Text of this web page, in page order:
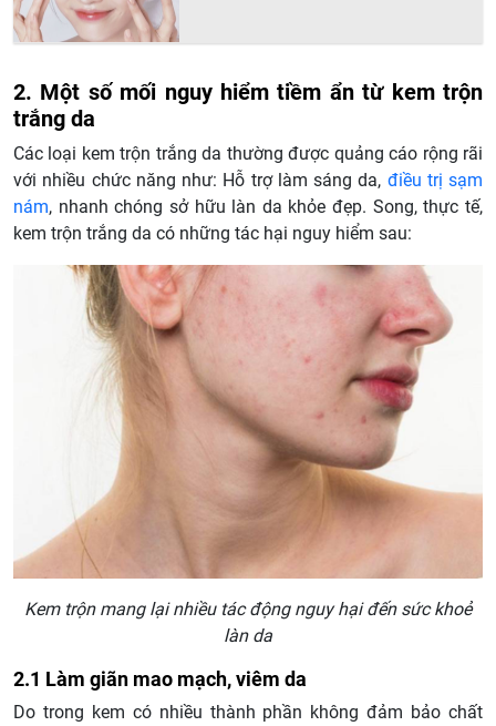
2. Một số mối nguy hiểm tiềm ẩn từ kem trộn
trắng da
Các loại kem trộn trắng da thường được quảng cáo rộng rãi
với nhiều chức năng như: Hỗ trợ làm sáng da, điều trị sạm
nám, nhanh chóng sở hữu làn da khỏe đẹp. Song, thực tế,
kem trộn trắng da có những tác hại nguy hiểm sau:
Kem trộn mang lại nhiều tác động nguy hại đến sức khoẻ
làn da
2.1 Làm giãn mao mạch, viêm da
Do trong kem có nhiều thành phần không đảm bảo chất